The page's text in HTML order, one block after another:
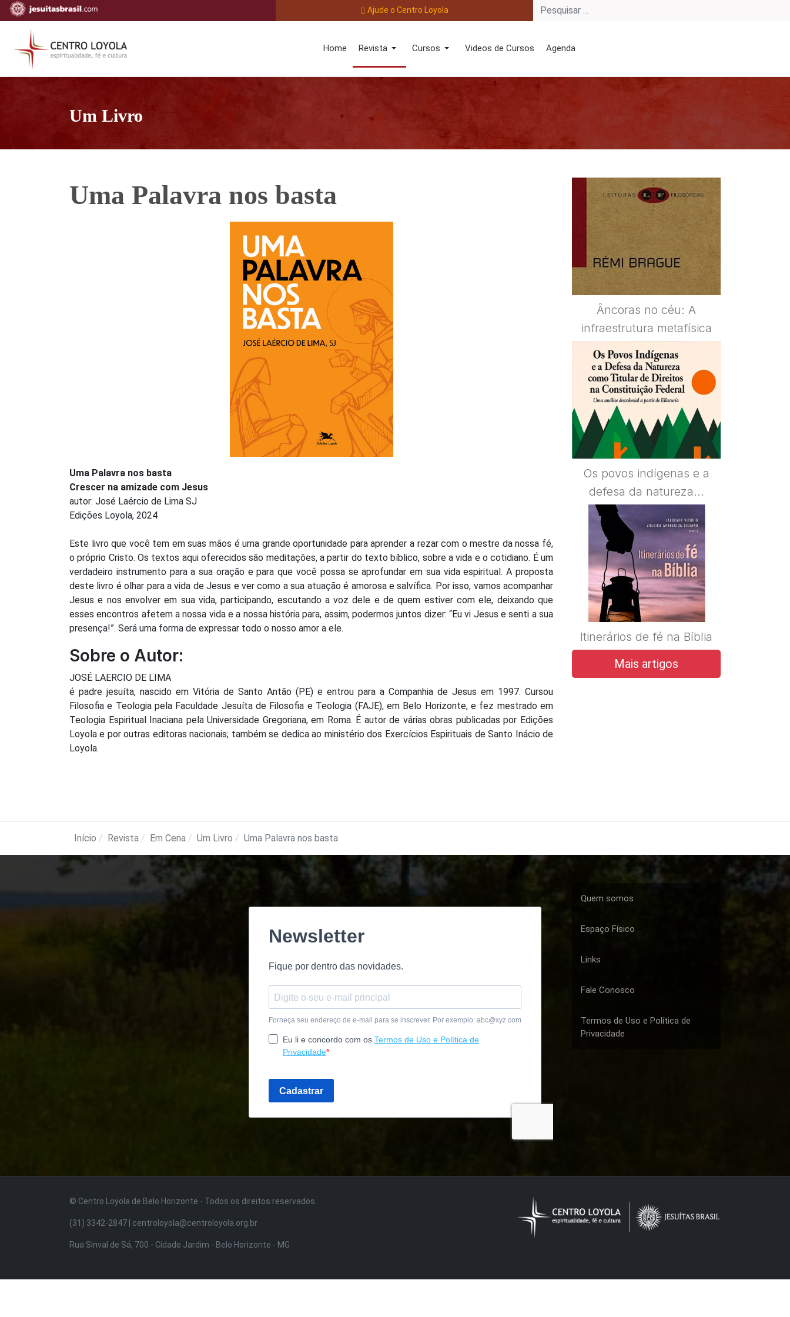
Ajude o Centro Loyola
Home Revista Cursos Videos de Cursos Agenda
Um Livro
Uma Palavra nos basta
Uma Palavra nos basta
Crescer na amizade com Jesus
autor: José Laércio de Lima SJ
Edições Loyola, 2024
Este livro que você tem em suas mãos é uma grande oportunidade para aprender a rezar com o mestre da nossa fé,
o próprio Cristo. Os textos aqui oferecidos são meditações, a partir do texto bíblico, sobre a vida e o cotidiano. É um
verdadeiro instrumento para a sua oração e para que você possa se aprofundar em sua vida espiritual. A proposta
deste livro é olhar para a vida de Jesus e ver como a sua atuação é amorosa e salvífica. Por isso, vamos acompanhar
Jesus e nos envolver em sua vida, participando, escutando a voz dele e de quem estiver com ele, deixando que
esses encontros afetem a nossa vida e a nossa história para, assim, podermos juntos dizer: “Eu vi Jesus e senti a sua
presença!”. Será uma forma de expressar todo o nosso amor a ele.
Sobre o Autor:
JOSÉ LAERCIO DE LIMA
é padre jesuíta, nascido em Vitória de Santo Antão (PE) e entrou para a Companhia de Jesus em 1997. Cursou
Filosofia e Teologia pela Faculdade Jesuíta de Filosofia e Teologia (FAJE), em Belo Horizonte, e fez mestrado em
Teologia Espiritual Inaciana pela Universidade Gregoriana, em Roma. É autor de várias obras publicadas por Edições
Loyola e por outras editoras nacionais; também se dedica ao ministério dos Exercícios Espirituais de Santo Inácio de
Loyola.
Âncoras no céu: A
infraestrutura metafísica
Os povos indígenas e a
defesa da natureza...
Itinerários de fé na Bíblia
Mais artigos
Início Revista Em Cena Um Livro Uma Palavra nos basta
Quem somos
Espaço Físico
Links
Fale Conosco
Termos de Uso e Política de
Privacidade
© Centro Loyola de Belo Horizonte · Todos os direitos reservados.
(31) 3342-2847 | centroloyola@centroloyola.org.br
Rua Sinval de Sá, 700 - Cidade Jardim - Belo Horizonte - MG